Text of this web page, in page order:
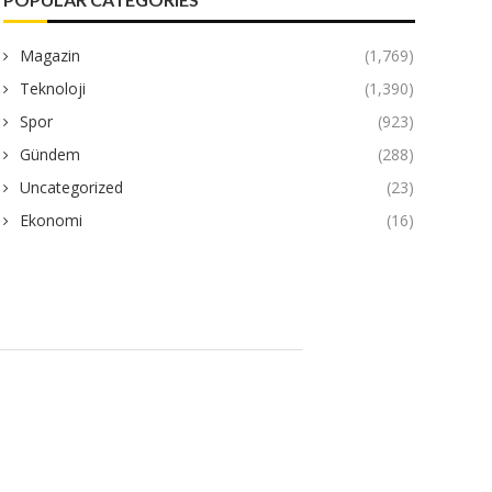
Magazin
(1,769)
Teknoloji
(1,390)
Spor
(923)
Gündem
(288)
Uncategorized
(23)
Ekonomi
(16)